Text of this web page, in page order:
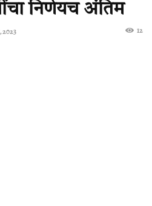
निर्णयच अंतिम
2023 12